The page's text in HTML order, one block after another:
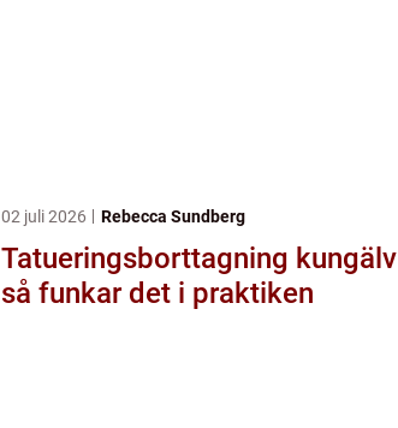
02 juli 2026 Rebecca Sundberg
Tatueringsborttagning kungälv
så funkar det i praktiken